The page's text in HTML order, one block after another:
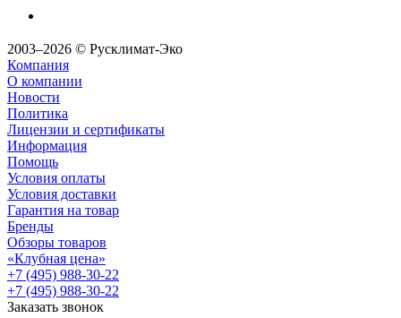
2003–2026 © Русклимат-Эко
Компания
О компании
Новости
Политика
Лицензии и сертификаты
Информация
Помощь
Условия оплаты
Условия доставки
Гарантия на товар
Бренды
Обзоры товаров
«Клубная цена»
+7 (495) 988-30-22
+7 (495) 988-30-22
Заказать звонок